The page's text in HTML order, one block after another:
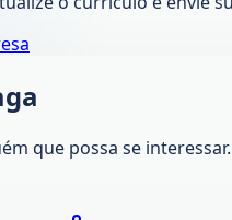
que possa se interessar.